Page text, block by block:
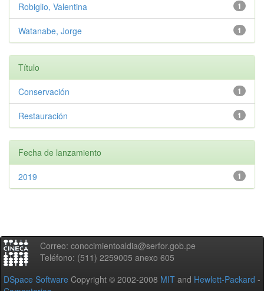
1
Robiglio, Valentina
1
Watanabe, Jorge
Título
1
Conservación
1
Restauración
Fecha de lanzamiento
1
2019
Correo: conocimientoaldia@serfor.gob.pe
Teléfono: (511) 2259005 anexo 605
DSpace Software Copyright © 2002-2008 MIT and Hewlett-Packard -